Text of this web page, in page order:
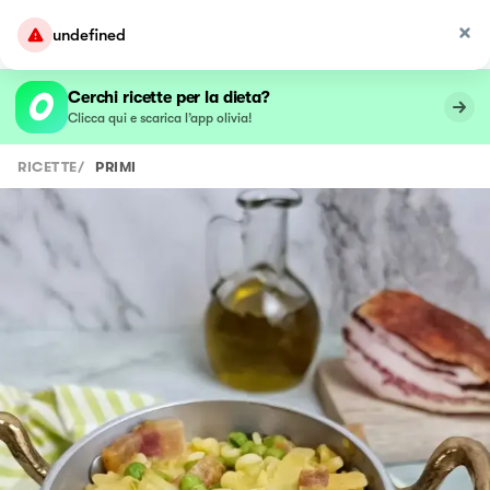
undefined
Cerchi ricette per la dieta?
Clicca qui e scarica l’app olivia!
RICETTE/ PRIMI